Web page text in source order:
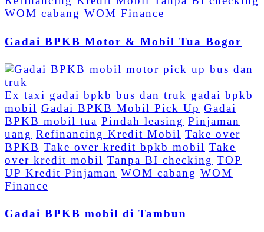
WOM cabang WOM Finance
Gadai BPKB Motor & Mobil Tua Bogor
Ex taxi gadai bpkb bus dan truk gadai bpkb
mobil Gadai BPKB Mobil Pick Up Gadai
BPKB mobil tua Pindah leasing Pinjaman
uang Refinancing Kredit Mobil Take over
BPKB Take over kredit bpkb mobil Take
over kredit mobil Tanpa BI checking TOP
UP Kredit Pinjaman WOM cabang WOM
Finance
Gadai BPKB mobil di Tambun